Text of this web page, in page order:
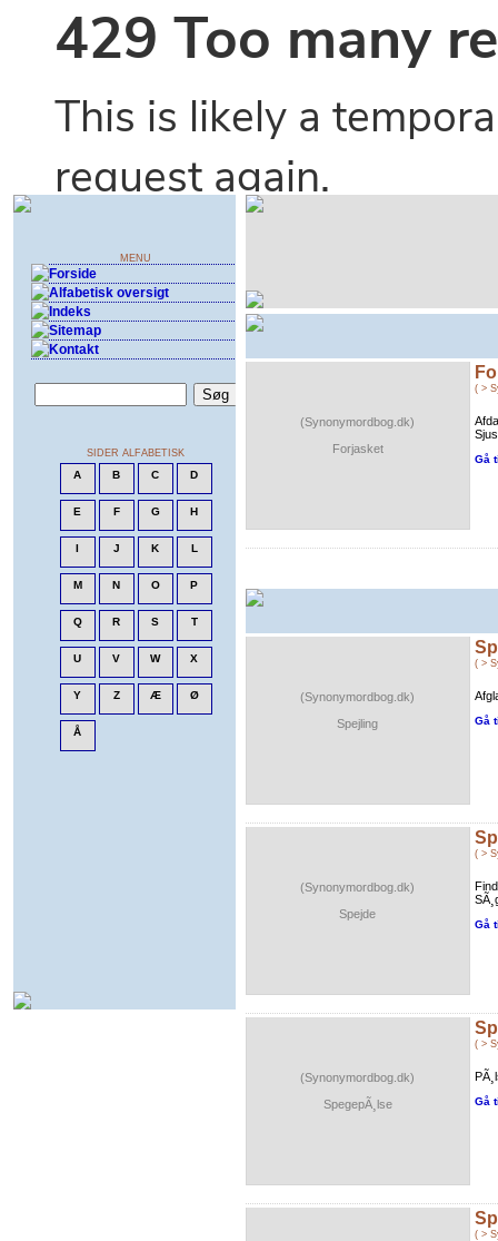
(Synonymordbog.dk)
Forjasket
( >
Gå
(Synonymordbog.dk)
Spejling
( >
Gå
(Synonymordbog.dk)
Spejde
( >
Gå
(Synonymordbog.dk)
SpegepÃ¸lse
( >
Gå
( >